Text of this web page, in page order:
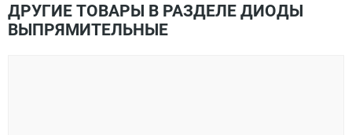
ДРУГИЕ ТОВАРЫ В РАЗДЕЛЕ ДИОДЫ
ВЫПРЯМИТЕЛЬНЫЕ